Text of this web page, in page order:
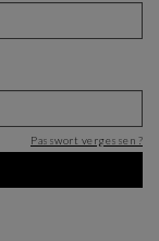
Passwort vergessen ?